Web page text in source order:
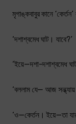
মৃগাঙ্কবাবুর কানে
‘দশাশ্বমেধ ঘাট। যাবে?’
‘ইয়ে—দশা-দশাশ্বমেধ
‘বললাম যে— আজ
‘ও—কের্তন। ইয়ে—তা